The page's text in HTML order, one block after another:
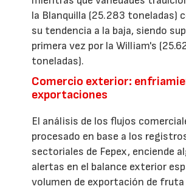
la Blanquilla (25.283 toneladas)
su tendencia a la baja, siendo
primera vez por la William's
toneladas).
Comercio exterior:
exportaciones
El análisis de los flujos
procesado en base a los
sectoriales de Fepex, enciende
alertas en el balance exterior
volumen de exportación de fruta